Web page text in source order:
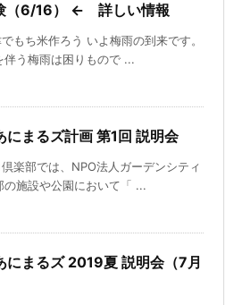
（6/16） ← 詳しい情報
もち米作ろう いよ梅雨の到来です。
伴う梅雨は困りもので ...
まるズ計画 第1回 説明会
楽部では、NPO法人ガーデンシティ
の施設や公園において「 ...
まるズ 2019夏 説明会（7月